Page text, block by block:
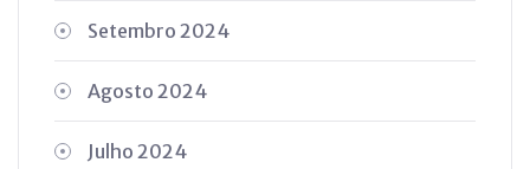
Setembro 2024
Agosto 2024
Julho 2024